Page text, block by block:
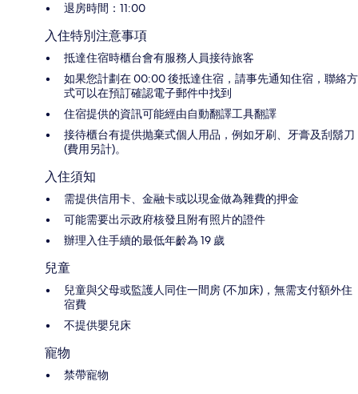
退房時間：11:00
入住特別注意事項
抵達住宿時櫃台會有服務人員接待旅客
如果您計劃在 00:00 後抵達住宿，請事先通知住宿，聯絡方
式可以在預訂確認電子郵件中找到
住宿提供的資訊可能經由自動翻譯工具翻譯
接待櫃台有提供抛棄式個人用品，例如牙刷、牙膏及刮鬍刀
(費用另計)。
入住須知
需提供信用卡、金融卡或以現金做為雜費的押金
可能需要出示政府核發且附有照片的證件
辦理入住手續的最低年齡為 19 歲
兒童
兒童與父母或監護人同住一間房 (不加床)，無需支付額外住
宿費
不提供嬰兒床
寵物
禁帶寵物